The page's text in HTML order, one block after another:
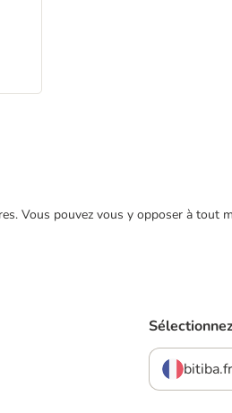
Vous pouvez vous y opposer à tout